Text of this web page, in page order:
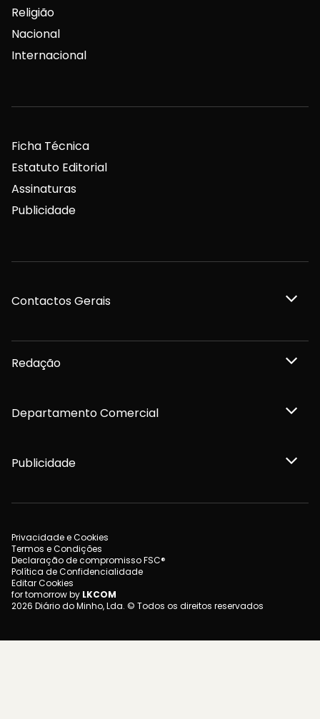
Religião
Nacional
Internacional
Ficha Técnica
Estatuto Editorial
Assinaturas
Publicidade
Contactos Gerais
Redação
Departamento Comercial
Publicidade
Privacidade e Cookies
Termos e Condições
Declaração de compromisso FSC®
Política de Confidencialidade
Editar Cookies
for tomorrow by LKCOM
2026 Diário do Minho, Lda. © Todos os direitos reservados